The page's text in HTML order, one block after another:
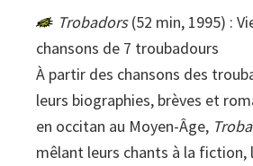
Trobadors(52 min, 1995) :
chansons de 7 troubadours
À partir des chansons des
leurs biographies, brèves et
en occitan au Moyen-Âge,
mêlant leurs chants à la fiction,